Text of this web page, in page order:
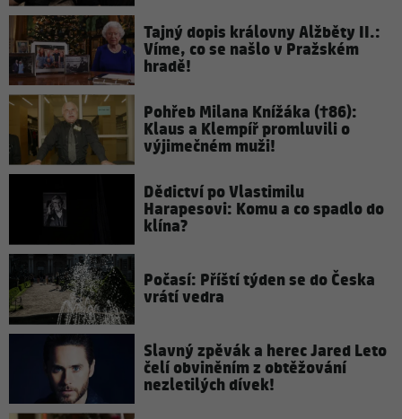
Tajný dopis královny Alžběty II.:
Víme, co se našlo v Pražském
hradě!
Pohřeb Milana Knížáka (†86):
Klaus a Klempíř promluvili o
výjimečném muži!
Dědictví po Vlastimilu
Harapesovi: Komu a co spadlo do
klína?
Počasí: Příští týden se do Česka
vrátí vedra
Slavný zpěvák a herec Jared Leto
čelí obviněním z obtěžování
nezletilých dívek!